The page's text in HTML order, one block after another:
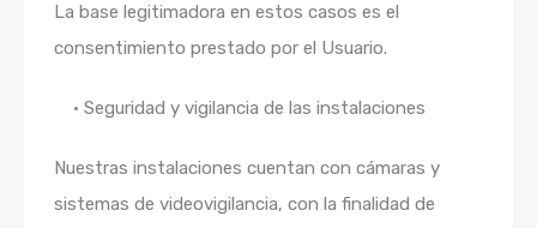
La base legitimadora en estos casos es el
consentimiento prestado por el Usuario.
• Seguridad y vigilancia de las instalaciones
Nuestras instalaciones cuentan con cámaras y
sistemas de videovigilancia, con la finalidad de